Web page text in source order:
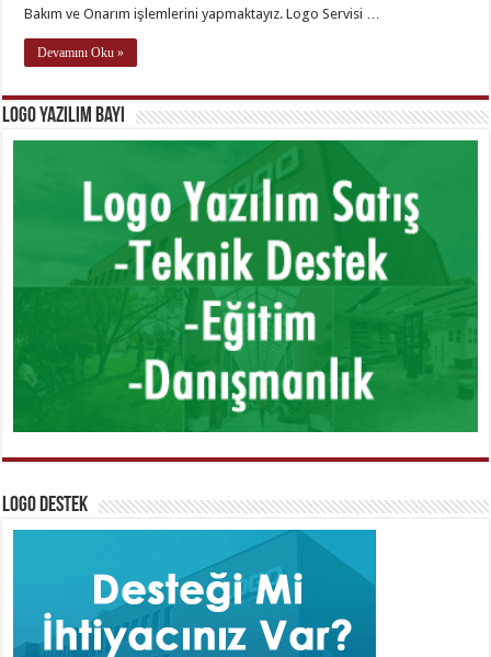
Bakım ve Onarım işlemlerini yapmaktayız. Logo Servisi …
Devamını Oku »
Logo Yazılım Bayi
Logo Destek